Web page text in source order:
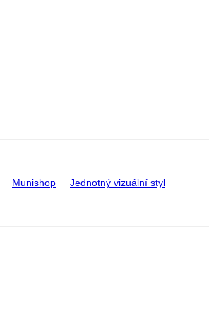
Munishop Jednotný vizuální styl